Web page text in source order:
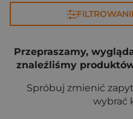
Przepraszamy,
znaleźliśmy
Spróbuj zmienić
wybrać